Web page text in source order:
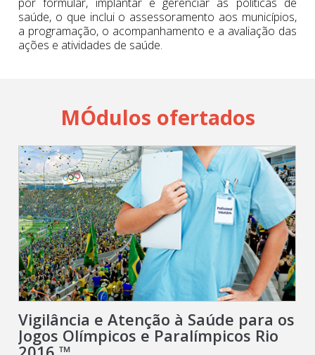
saúde, o que inclui o assessoramento aos municípios,
a programação, o acompanhamento e a avaliação das
ações e atividades de saúde.
MÓdulos ofertados
Vigilância e Atenção à Saúde para os
Jogos Olímpicos e Paralímpicos Rio